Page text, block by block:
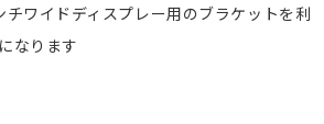
ワイドディスプレー用のブラケットを利
なります